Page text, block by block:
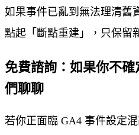
如果事件已亂到無法理清舊
點起「斷點重建」，只保留
免費諮詢：如果你不
們聊聊
若你正面臨 GA4 事件設定